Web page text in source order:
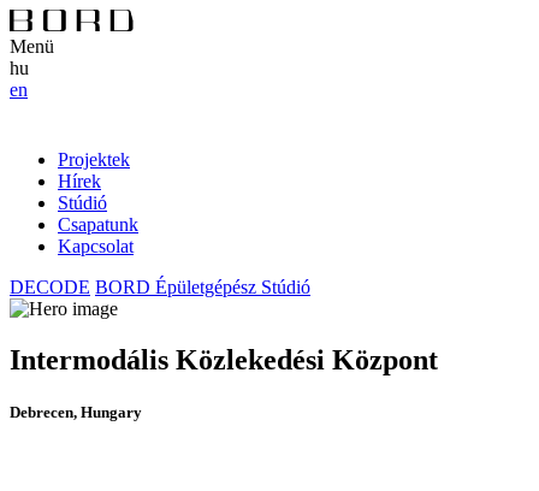
Menü
hu
en
Projektek
Hírek
Stúdió
Csapatunk
Kapcsolat
DECODE BORD Épületgépész Stúdió
Intermodális Közlekedési Központ
Debrecen, Hungary